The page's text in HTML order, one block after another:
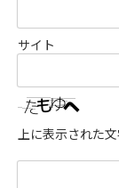
サイト
上に表示された文